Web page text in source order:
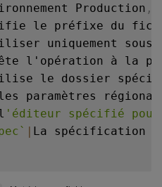
Production ,
le préfixe du
uniquement
l'opération à la
le dossier
paramètres
'éditeur spécifié
` | La spécification